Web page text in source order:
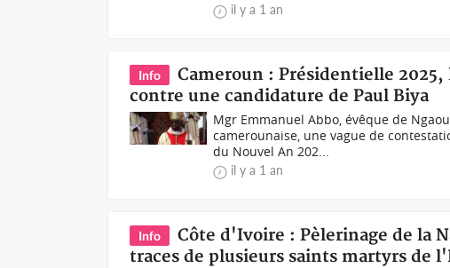
il y a 1 an
Info
Cameroun : Présidentielle
contre une candidature de Paul Biya
Mgr Emmanuel Abbo, évêque de
camerounaise, une vague de
du Nouvel An 202...
il y a 1 an
Info
Côte d'Ivoire : Pèlerinage de la
traces de plusieurs saints martyrs de